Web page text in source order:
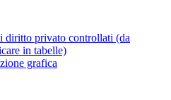
diritto privato controllati (da
in tabelle)
grafica